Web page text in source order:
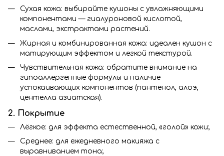
Сухая кожа: выбирайте кушоны с увлажняющими
компонентами — гиалуроновой кислотой,
маслами, экстрактами растений.
Жирная и комбинированная кожа: идеален кушон с
матирующим эффектом и легкой текстурой.
Чувствительная кожа: обратите внимание на
гипоаллергенные формулы и наличие
успокаивающих компонентов (пантенол, алоэ,
центелла азиатская).
2. Покрытие
Лёгкое: для эффекта естественной, «голой» кожи;
Среднее: для ежедневного макияжа с
выравниванием тона;